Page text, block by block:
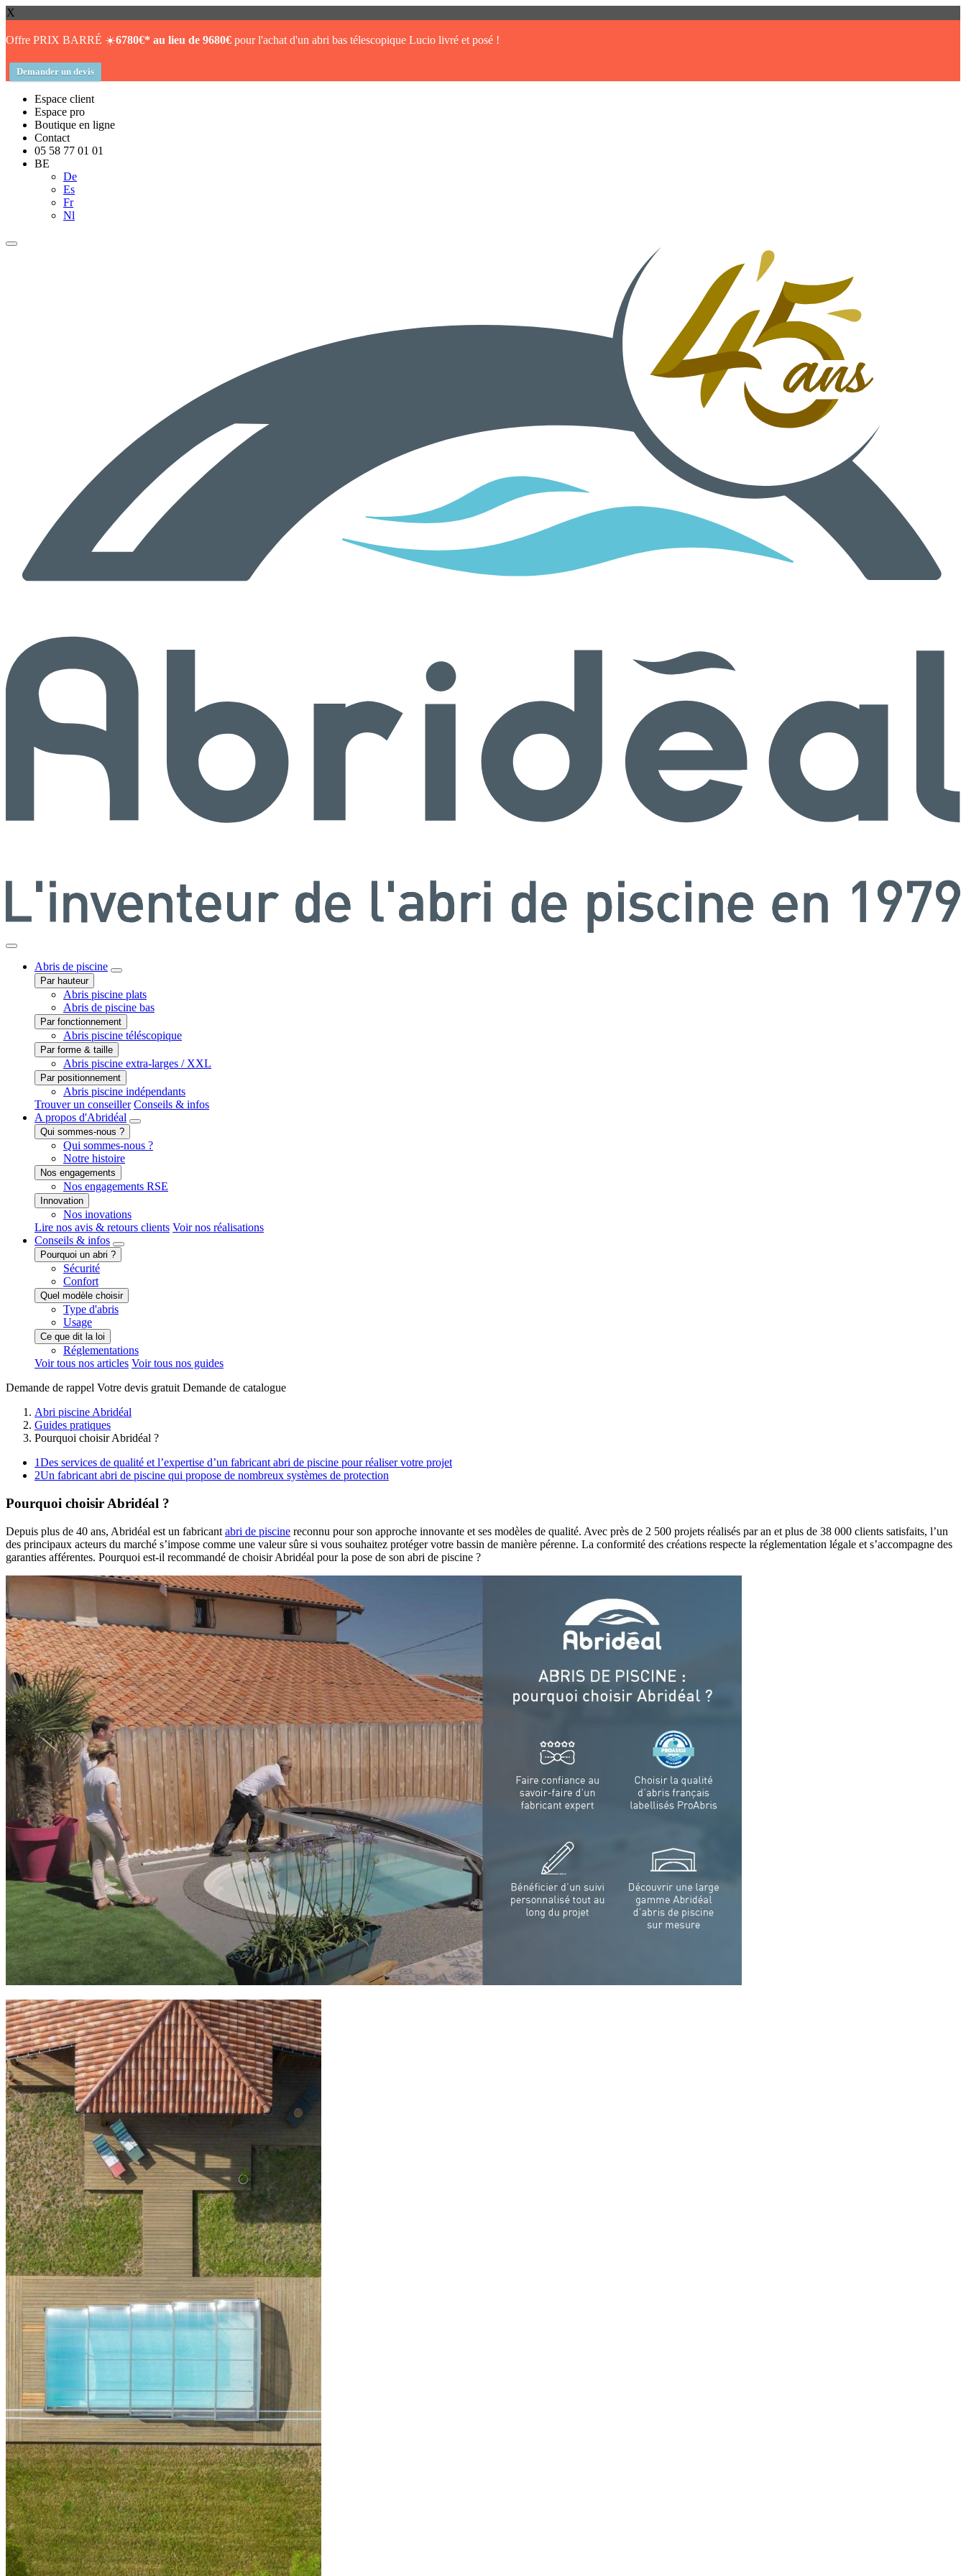
X
Offre PRIX BARRÉ ☀️6780€* au lieu de 9680€ pour l'achat d'un abri bas télescopique Lucio livré et posé !
Demander un devis
Espace client
Espace pro
Boutique en ligne
Contact
05 58 77 01 01
BE
De
Es
Fr
Nl
Abris de piscine
Par hauteur
Abris piscine plats
Abris de piscine bas
Par fonctionnement
Abris piscine téléscopique
Par forme & taille
Abris piscine extra-larges / XXL
Par positionnement
Abris piscine indépendants
Trouver un conseiller Conseils & infos
A propos d'Abridéal
Qui sommes-nous ?
Qui sommes-nous ?
Notre histoire
Nos engagements
Nos engagements RSE
Innovation
Nos inovations
Lire nos avis & retours clients Voir nos réalisations
Conseils & infos
Pourquoi un abri ?
Sécurité
Confort
Quel modèle choisir
Type d'abris
Usage
Ce que dit la loi
Réglementations
Voir tous nos articles Voir tous nos guides
Demande de rappel Votre devis gratuit Demande de catalogue
Abri piscine Abridéal
Guides pratiques
Pourquoi choisir Abridéal ?
1Des services de qualité et l’expertise d’un fabricant abri de piscine pour réaliser votre projet
2Un fabricant abri de piscine qui propose de nombreux systèmes de protection
Pourquoi choisir Abridéal ?
Depuis plus de 40 ans, Abridéal est un fabricant abri de piscine reconnu pour son approche innovante et ses modèles de qualité. Avec près de 2 500 projets réalisés par an et plus de 38 000 clients satisfaits, l’un
des principaux acteurs du marché s’impose comme une valeur sûre si vous souhaitez protéger votre bassin de manière pérenne. La conformité des créations respecte la réglementation légale et s’accompagne des
garanties afférentes. Pourquoi est-il recommandé de choisir Abridéal pour la pose de son abri de piscine ?